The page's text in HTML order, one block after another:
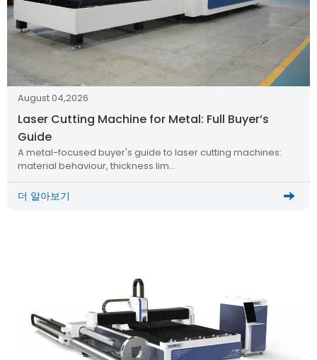
August 04,2026
Laser Cutting Machine for Metal: Full Buyer’s
Guide
A metal-focused buyer's guide to laser cutting machines:
material behaviour, thickness lim…
더 알아보기